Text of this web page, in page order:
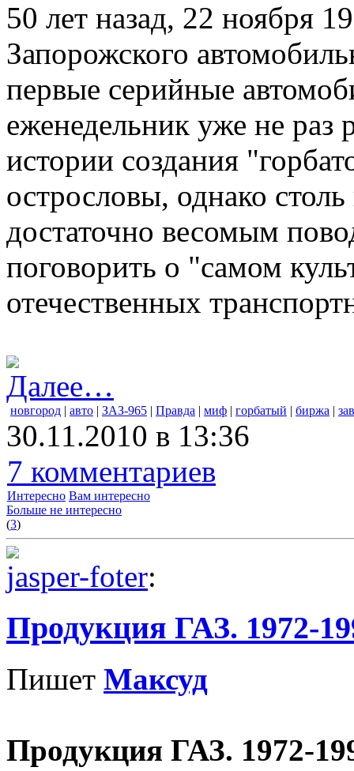
50 лет назад, 22 ноября
Запорожского
первые серийные
еженедельник уже не раз
истории создания
острословы, однако
достаточно весомым
поговорить о "самом
отечественных
Далее…
новгород | авто | ЗАЗ-965 | Правда | миф | горбатый | биржа |
30.11.2010 в 13:36
7 комментариев
Интересно Вам интересно
Больше не интересно
(3)
jasper-foter:
Продукция ГАЗ. 1972-
Пишет Максуд
Продукция ГАЗ. 1972-